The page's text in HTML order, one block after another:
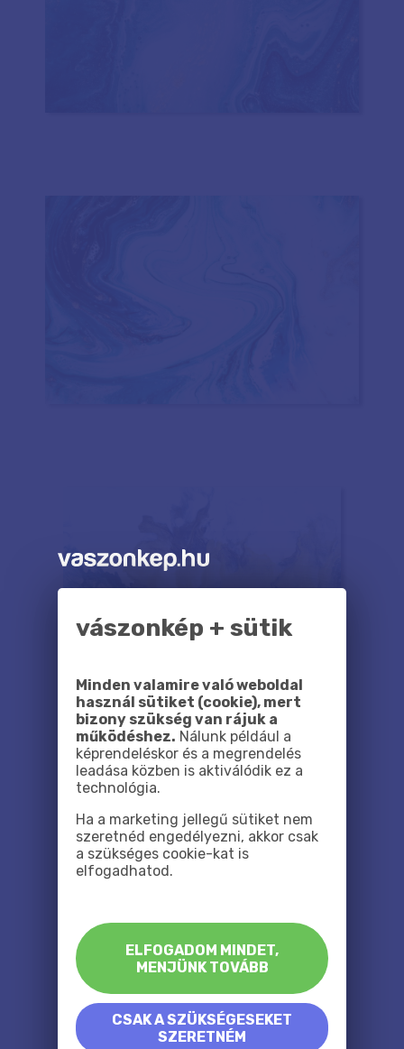
vászonkép + sütik
Minden valamire való weboldal
használ sütiket (cookie), mert
bizony szükség van rájuk a
működéshez. Nálunk például a
képrendeléskor és a megrendelés
leadása közben is aktiválódik ez a
technológia.
Ha a marketing jellegű sütiket nem
szeretnéd engedélyezni, akkor csak
a szükséges cookie-kat is
elfogadhatod.
ELFOGADOM MINDET,
MENJÜNK TOVÁBB
CSAK A SZÜKSÉGESEKET
SZERETNÉM